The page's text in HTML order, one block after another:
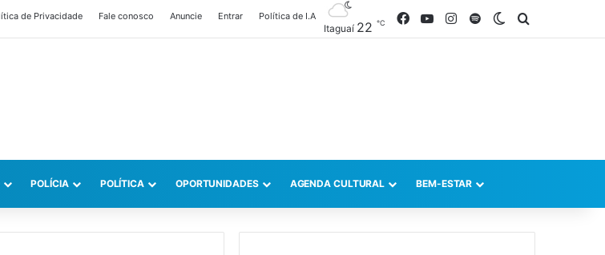
de Privacidade Fale conosco Anuncie Entrar Política de I.A
Itaguaí 22 ℃ FacebookYouTubeInstagram
SpotifySwitch skin
POLÍCIA POLÍTICA OPORTUNIDADES AGENDA CULTURAL BEM-ESTAR